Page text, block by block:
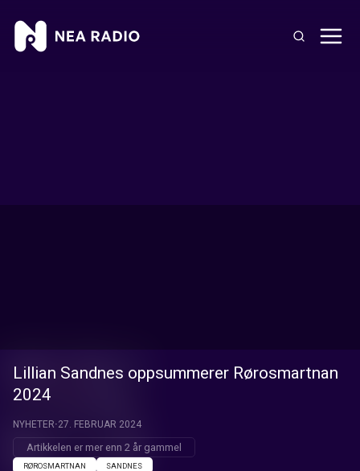
Lillian Sandnes oppsummerer Rørosmartnan
2024
NYHETER 27. FEBRUAR 2024
Artikkelen er mer enn 2 år gammel
RØROSMARTNAN SANDNES